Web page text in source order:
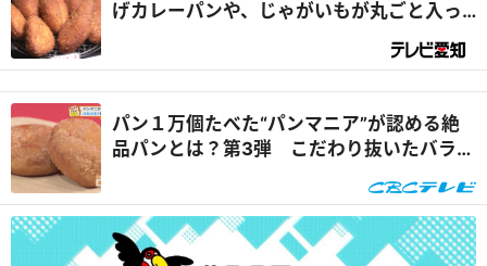
げカレーパンや、じゃがいもが丸ごと入っ
パン１万個たべた“パンマニア”が認める絶
品パンとは？第3弾 こだわり抜いたバラン